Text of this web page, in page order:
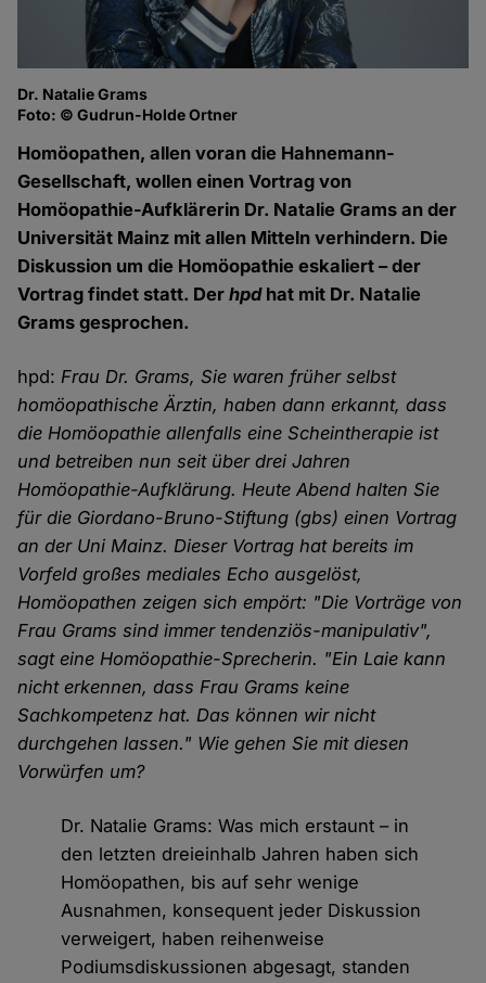
Dr. Natalie Grams
Foto: © Gudrun-Holde Ortner
Homöopathen, allen voran die Hahnemann-
Gesellschaft, wollen einen Vortrag von
Homöopathie-Aufklärerin Dr. Natalie Grams an der
Universität Mainz mit allen Mitteln verhindern. Die
Diskussion um die Homöopathie eskaliert – der
Vortrag findet statt. Derhpdhat mit Dr. Natalie
Grams gesprochen.
hpd:Frau Dr. Grams, Sie waren früher selbst
homöopathische Ärztin, haben dann erkannt, dass
die Homöopathie allenfalls eine Scheintherapie ist
und betreiben nun seit über drei Jahren
Homöopathie-Aufklärung. Heute Abend halten Sie
für die Giordano-Bruno-Stiftung (gbs) einen Vortrag
an der Uni Mainz. Dieser Vortrag hat bereits im
Vorfeld großes mediales Echo ausgelöst,
Homöopathen zeigen sich empört: "Die Vorträge von
Frau Grams sind immer tendenziös-manipulativ",
sagt eine Homöopathie-Sprecherin. "Ein Laie kann
nicht erkennen, dass Frau Grams keine
Sachkompetenz hat. Das können wir nicht
durchgehen lassen." Wie gehen Sie mit diesen
Vorwürfen um?
Dr. Natalie Grams: Was mich erstaunt – in
den letzten dreieinhalb Jahren haben sich
Homöopathen, bis auf sehr wenige
Ausnahmen, konsequent jeder Diskussion
verweigert, haben reihenweise
Podiumsdiskussionen abgesagt, standen